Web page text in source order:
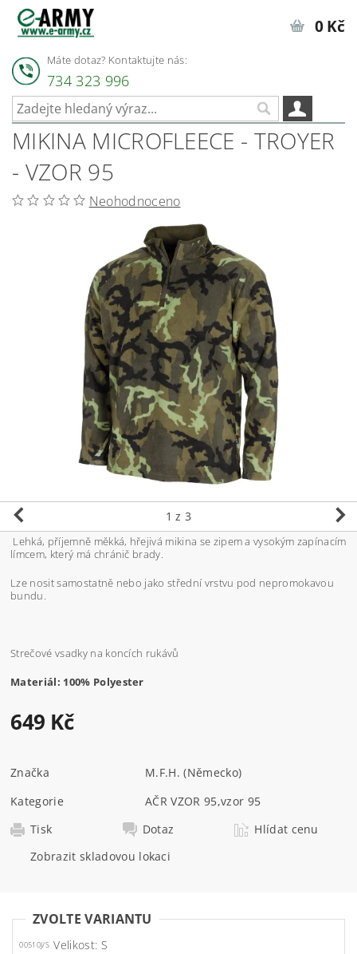
Máte dotaz? Kontaktujte nás:
734 323 996
0 Kč
MIKINA MICROFLEECE - TROYER
- VZOR 95
Neohodnoceno
1 z 3
Lehká, příjemně měkká, hřejivá mikina se zipem a vysokým zapínacím
límcem, který má chránič brady.
Lze nosit samostatně nebo jako střední vrstvu pod nepromokavou
bundu.
Strečové vsadky na koncích rukávů
Materiál: 100% Polyester
649 Kč
Značka
M.F.H. (Německo)
Kategorie
AČR VZOR 95,vzor 95
Tisk
Dotaz
Hlídat cenu
Zobrazit skladovou lokaci
ZVOLTE VARIANTU
00510J/S Velikost: S